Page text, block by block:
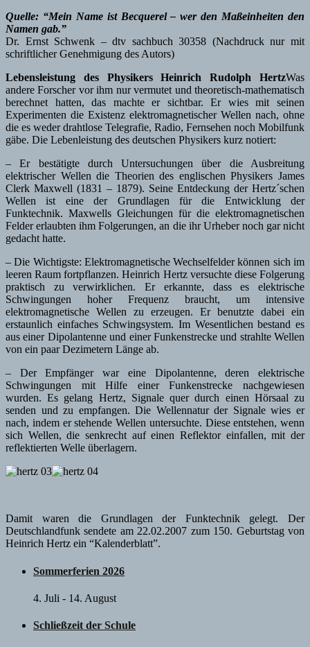
Quelle: “Mein Name ist Becquerel – wer den Maßeinheiten den
Namen gab.”
Dr. Ernst Schwenk – dtv sachbuch 30358 (Nachdruck nur mit
schriftlicher Genehmigung des Autors)
Lebensleistung des Physikers Heinrich Rudolph HertzWas
andere Forscher vor ihm nur vermutet und theoretisch-mathematisch
berechnet hatten, das machte er sichtbar. Er wies mit seinen
Experimenten die Existenz elektromagnetischer Wellen nach, ohne
die es weder drahtlose Telegrafie, Radio, Fernsehen noch Mobilfunk
gäbe. Die Lebenleistung des deutschen Physikers kurz notiert:
– Er bestätigte durch Untersuchungen über die Ausbreitung
elektrischer Wellen die Theorien des englischen Physikers James
Clerk Maxwell (1831 – 1879). Seine Entdeckung der Hertz´schen
Wellen ist eine der Grundlagen für die Entwicklung der
Funktechnik. Maxwells Gleichungen für die elektromagnetischen
Felder erlaubten ihm Folgerungen, an die ihr Urheber noch gar nicht
gedacht hatte.
– Die Wichtigste: Elektromagnetische Wechselfelder können sich im
leeren Raum fortpflanzen. Heinrich Hertz versuchte diese Folgerung
praktisch zu verwirklichen. Er erkannte, dass es elektrische
Schwingungen hoher Frequenz braucht, um intensive
elektromagnetische Wellen zu erzeugen. Er benutzte dabei ein
erstaunlich einfaches Schwingsystem. Im Wesentlichen bestand es
aus einer Dipolantenne und einer Funkenstrecke und strahlte Wellen
von ein paar Dezimetern Länge ab.
– Der Empfänger war eine Dipolantenne, deren elektrische
Schwingungen mit Hilfe einer Funkenstrecke nachgewiesen
wurden. Es gelang Hertz, Signale quer durch einen Hörsaal zu
senden und zu empfangen. Die Wellennatur der Signale wies er
nach, indem er stehende Wellen untersuchte. Diese entstehen, wenn
sich Wellen, die senkrecht auf einen Reflektor einfallen, mit der
reflektierten Welle überlagern.
Damit waren die Grundlagen der Funktechnik gelegt. Der
Deutschlandfunk sendete am 22.02.2007 zum 150. Geburtstag von
Heinrich Hertz ein “Kalenderblatt”.
Sommerferien 2026
4. Juli - 14. August
Schließzeit der Schule